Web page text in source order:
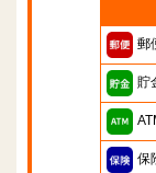
郵
貯
保